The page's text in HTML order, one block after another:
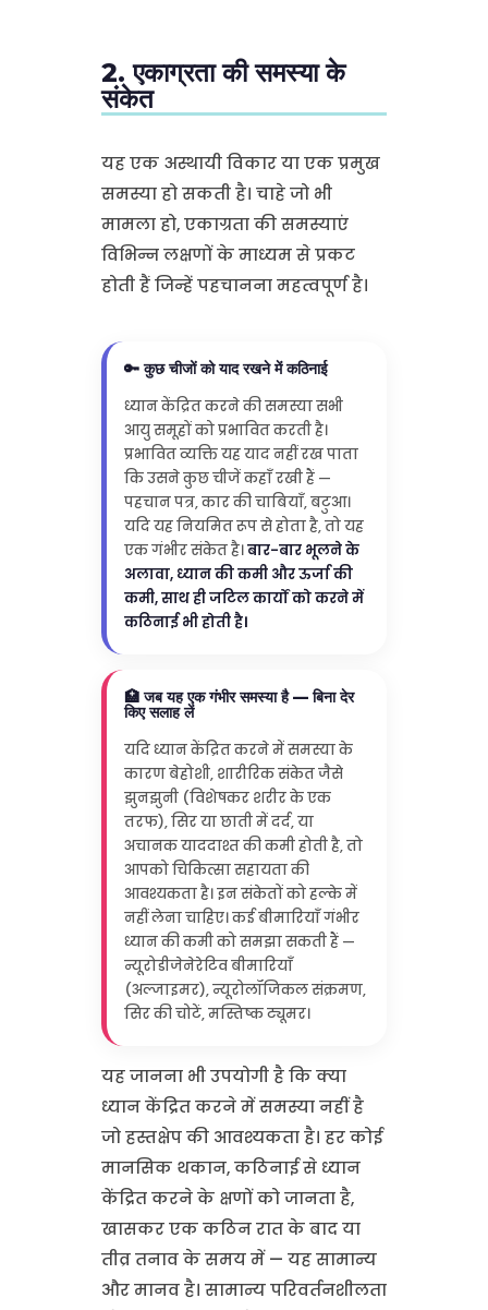
2. एकाग्रता की समस्या के
संकेत
यह एक अस्थायी विकार या एक प्रमुख
समस्या हो सकती है। चाहे जो भी
मामला हो, एकाग्रता की समस्याएं
विभिन्न लक्षणों के माध्यम से प्रकट
होती हैं जिन्हें पहचानना महत्वपूर्ण है।
🔑 कुछ चीजों को याद रखने में कठिनाई
ध्यान केंद्रित करने की समस्या सभी
आयु समूहों को प्रभावित करती है।
प्रभावित व्यक्ति यह याद नहीं रख पाता
कि उसने कुछ चीजें कहाँ रखी हैं —
पहचान पत्र, कार की चाबियाँ, बटुआ।
यदि यह नियमित रूप से होता है, तो यह
एक गंभीर संकेत है।बार-बार भूलने के
अलावा, ध्यान की कमी और ऊर्जा की
कमी, साथ ही जटिल कार्यों को करने में
कठिनाई भी होती है।
🏥 जब यह एक गंभीर समस्या है — बिना देर
किए सलाह लें
यदि ध्यान केंद्रित करने में समस्या के
कारण बेहोशी, शारीरिक संकेत जैसे
झुनझुनी (विशेषकर शरीर के एक
तरफ), सिर या छाती में दर्द, या
अचानक याददाश्त की कमी होती है, तो
आपको चिकित्सा सहायता की
आवश्यकता है। इन संकेतों को हल्के में
नहीं लेना चाहिए। कई बीमारियाँ गंभीर
ध्यान की कमी को समझा सकती हैं —
न्यूरोडीजेनेरेटिव बीमारियाँ
(अल्जाइमर), न्यूरोलॉजिकल संक्रमण,
सिर की चोटें, मस्तिष्क ट्यूमर।
यह जानना भी उपयोगी है कि क्या
ध्यान केंद्रित करने में समस्या नहीं है
जो हस्तक्षेप की आवश्यकता है। हर कोई
मानसिक थकान, कठिनाई से ध्यान
केंद्रित करने के क्षणों को जानता है,
खासकर एक कठिन रात के बाद या
तीव्र तनाव के समय में — यह सामान्य
और मानव है। सामान्य परिवर्तनशीलता